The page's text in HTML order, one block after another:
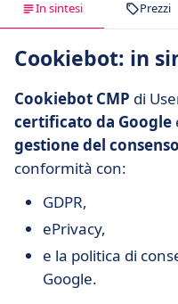
In sintesi Prezzi
Cookiebot: in
Cookiebot CMP di
certificato da Google
gestione del consenso
conformità con:
GDPR,
ePrivacy,
e la politica di
Google.